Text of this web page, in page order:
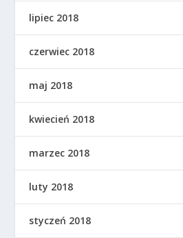
lipiec 2018
czerwiec 2018
maj 2018
kwiecień 2018
marzec 2018
luty 2018
styczeń 2018